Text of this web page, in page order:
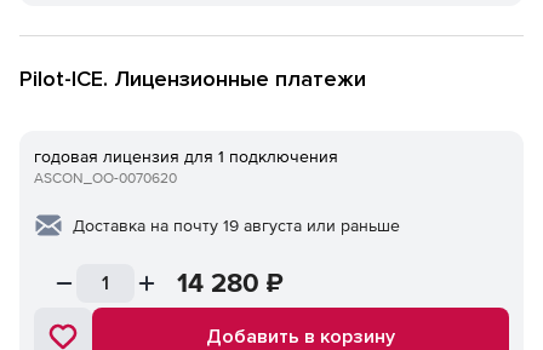
Pilot-ICE. Лицензионные платежи
годовая лицензия для 1 подключения
ASCON_ОО-0070620
Доставка на почту 19 августа или раньше
14 280 ₽
Добавить в корзину